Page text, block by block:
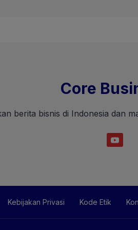
Core
berita bisnis di Indonesia dan
Kebijakan Privasi Kode Etik